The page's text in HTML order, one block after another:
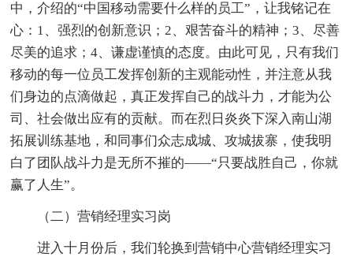
中，介绍的“中国移动需要什么样的员工”，让我铭记在
心：1、强烈的创新意识；2、艰苦奋斗的精神；3、尽善
尽美的追求；4、谦虚谨慎的态度。由此可见，只有我们
移动的每一位员工发挥创新的主观能动性，并注意从我
们身边的点滴做起，真正发挥自己的战斗力，才能为公
司、社会做出应有的贡献。而在烈日炎炎下深入南山湖
拓展训练基地，和同事们众志成城、攻城拔寨，使我明
白了团队战斗力是无所不摧的——“只要战胜自己，你就
赢了人生”。
（二）营销经理实习岗
进入十月份后，我们轮换到营销中心营销经理实习